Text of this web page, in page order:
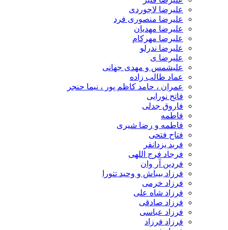
علیرضا لاجوردی
علیرضا منصوری فرد
علیرضا مهدیان
علیرضا مهرکام
علیرضا ندرلو
علیرضا ی
علیشمس و مهدی جهانی
عماد طالب زاده
عمران ، حامد کاظم پور ، نیما حنجر
فاتح نورایی
فاروق جدلی
فاطمه
فاطمه و رضا شیری
فتاح فتحی
فربد یزدانفر
فرجاد فرج اللهی
فردین آر وان
فرزاد بیباش و وحید تتورا
فرزاد خرمی
فرزاد شاه علی
فرزاد صادقی
فرزاد عباسی
فرزاد فرزاد